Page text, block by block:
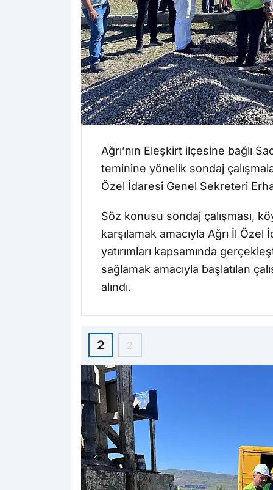
Ağrı’nın Eleşkirt ilçesine bağlı
teminine yönelik sondaj
Özel İdaresi Genel Sekreteri
Söz konusu sondaj çalışması,
karşılamak amacıyla Ağrı İl
yatırımları kapsamında
sağlamak amacıyla başlatılan
alındı.
2 2